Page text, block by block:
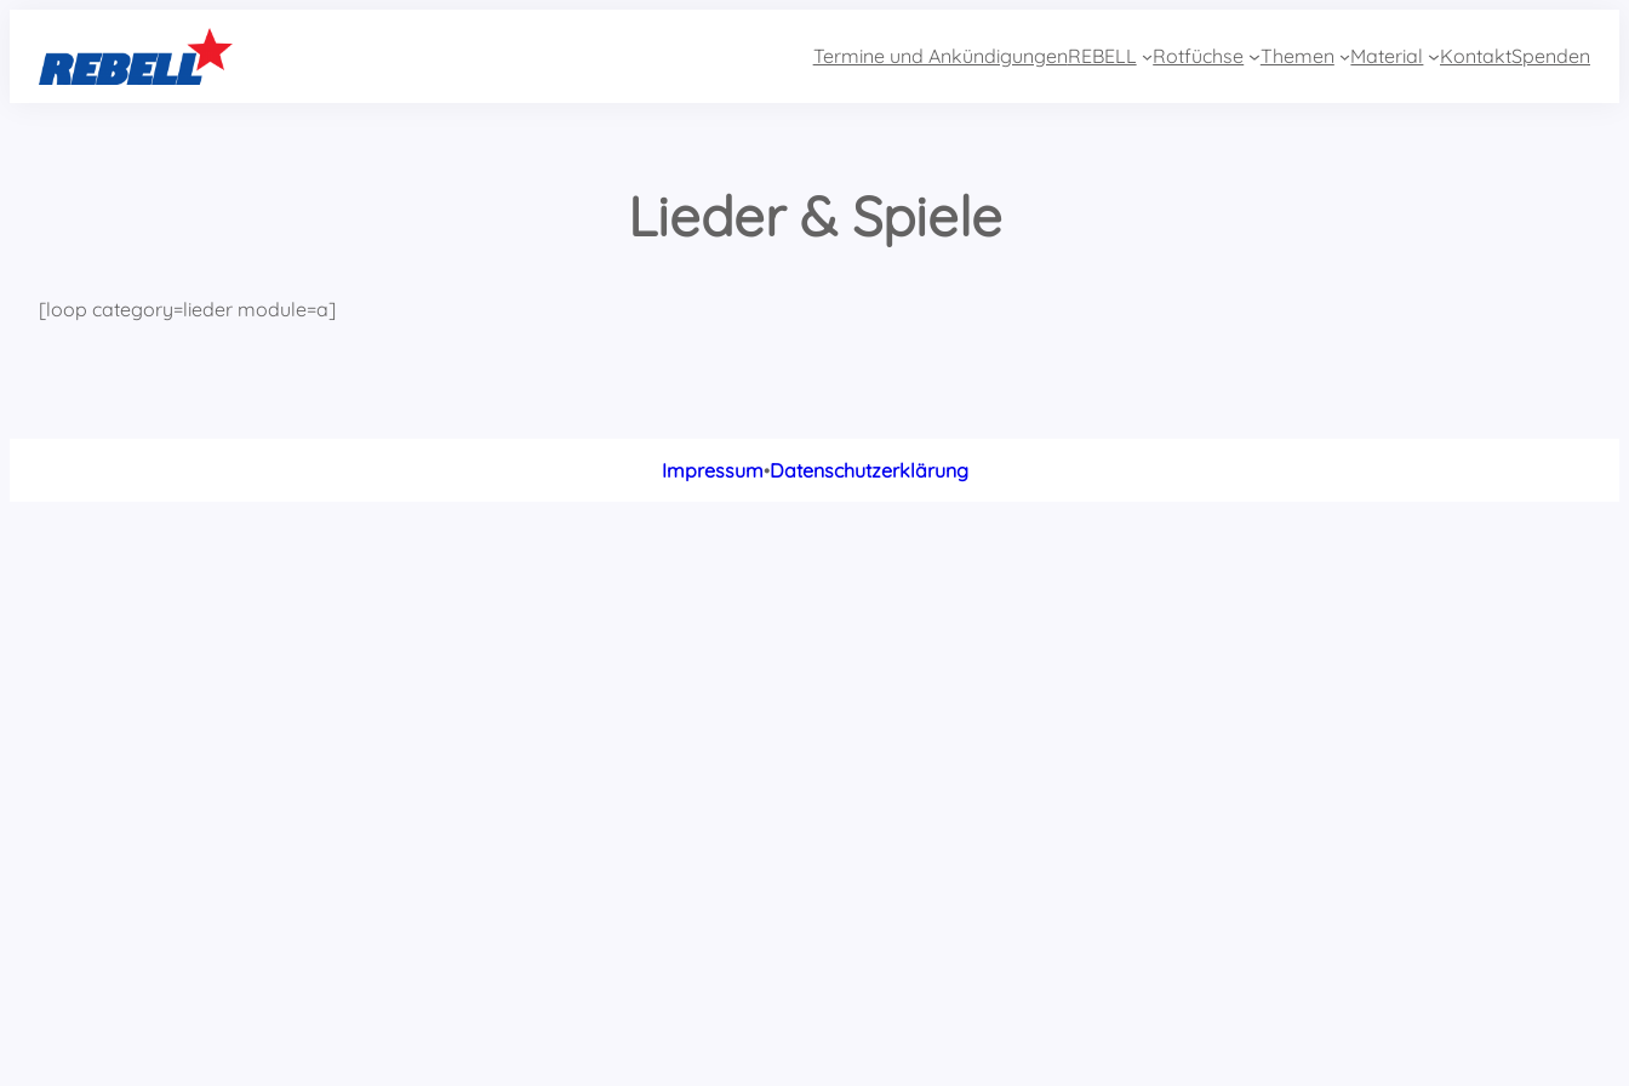
springen
Termine und AnkündigungenREBELL Rotfüchse Themen Material KontaktSpenden
Lieder & Spiele
[loop category=lieder module=a]
Impressum•Datenschutzerklärung